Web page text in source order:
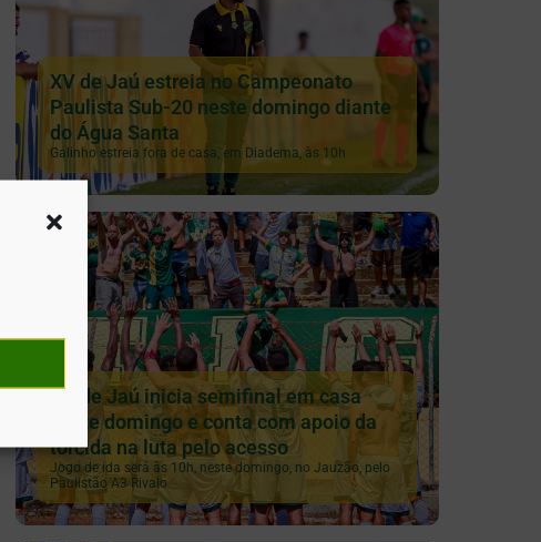
XV de Jaú estreia no Campeonato
Paulista Sub-20 neste domingo diante
do Água Santa
Galinho estreia fora de casa, em Diadema, às 10h
XV de Jaú inicia semifinal em casa
neste domingo e conta com apoio da
torcida na luta pelo acesso
Jogo de ida será às 10h, neste domingo, no Jauzão, pelo
Paulistão A3 Rivalo